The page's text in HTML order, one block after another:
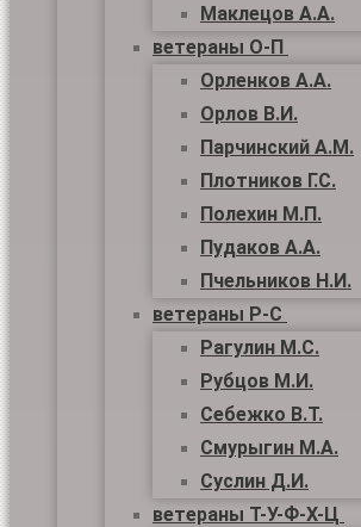
Маклецов А.А.
ветераны О-П
Орленков А.А.
Орлов В.И.
Парчинский А.М.
Плотников Г.С.
Полехин М.П.
Пудаков А.А.
Пчельников Н.И.
ветераны Р-С
Рагулин М.С.
Рубцов М.И.
Себежко В.Т.
Смурыгин М.А.
Суслин Д.И.
ветераны Т-У-Ф-Х-Ц